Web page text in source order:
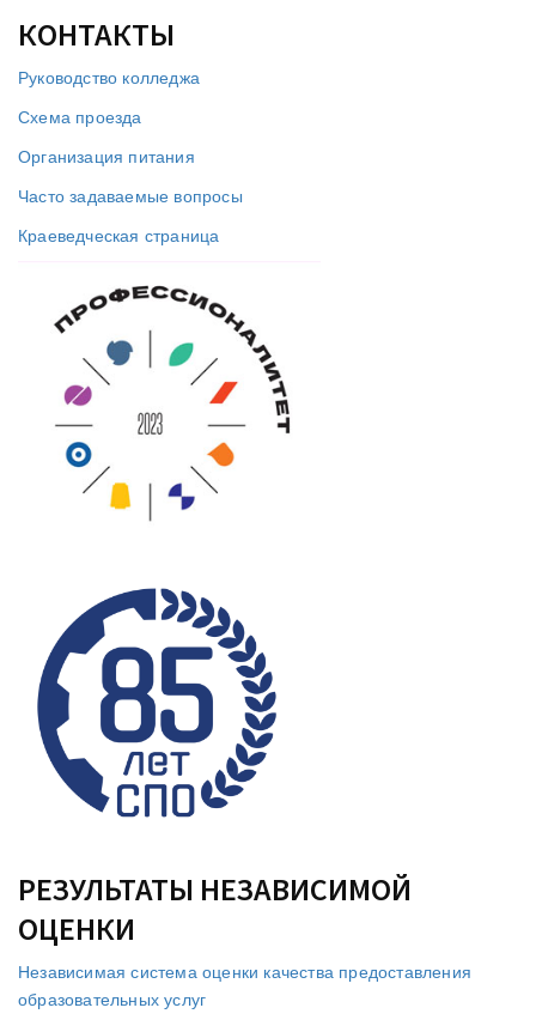
КОНТАКТЫ
Руководство колледжа
Схема проезда
Организация питания
Часто задаваемые вопросы
Краеведческая страница
РЕЗУЛЬТАТЫ НЕЗАВИСИМОЙ
ОЦЕНКИ
Независимая система оценки качества предоставления
образовательных услуг